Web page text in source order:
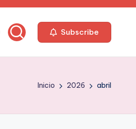
Subscribe
Inicio 2026 abril